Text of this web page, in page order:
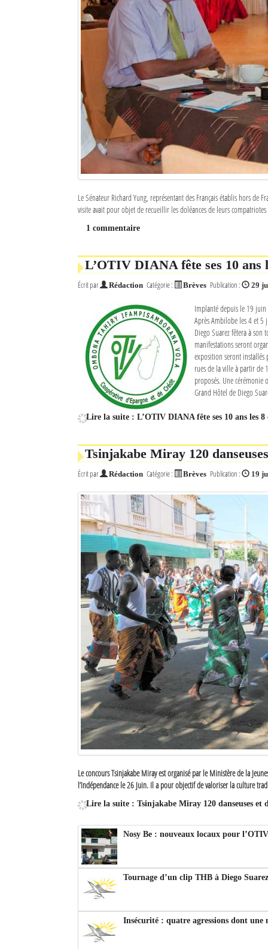
Le Sénateur Richard Yung, représentant des Français établis hors de
visite avait pour objet de recueillir les doléances de leurs
1 commentaire
L’OTIV DIANA fête ses 10 ans
Écrit par Rédaction Catégorie : Brèves Publication : 29
Implanté depuis le 19 juin
Après Ambilobe les 4 et 5
Diego Suarez fêtera à
manifestations seront
exposition seront installés
rues de la ville à partir de
proposés. Une cérémonie
Grand Hôtel de Diego
Lire la suite : L’OTIV DIANA fête ses 10 ans les
Tsinjakabe Miray 120
Écrit par Rédaction Catégorie : Brèves Publication : 19
Le concours Tsinjakabe Miray est organisé par le Ministère de la
l’Indépendance le 26 Juin. Il a pour objectif de valoriser la culture
Lire la suite : Tsinjakabe Miray 120 danseuses et
Nosy Be : nouveaux locaux pour l’OTIV
Tournage d’un clip THB à Diego Suarez
Insécurité : quatre agressions dont